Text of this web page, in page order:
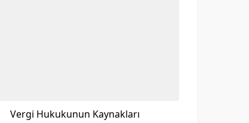
Vergi Hukukunun Kaynakları